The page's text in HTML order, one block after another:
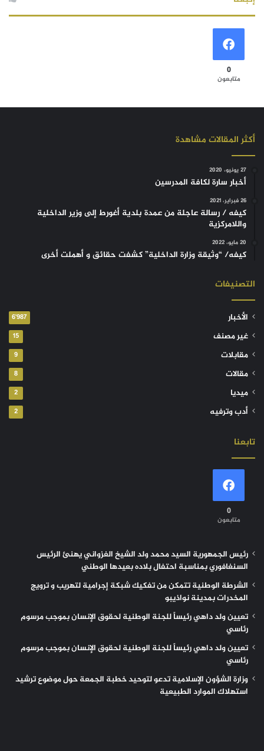
0
متابعون
أكثر المقالات مشاهدة
27 يونيو، 2020
أخبار سارة لكافة المدرسين
26 فبراير، 2021
كيفه / رسالة عاجلة من عمدة بلدية أغورط إلى وزير الداخلية
واللامركزية
20 مايو، 2022
كيفه/ “وثيقة وزارة الداخلية” كشفت حقائق و أهملت أخرى
التصنيفات
الأخبار 6٬987
غير مصنف 15
مقابلات 9
مقالات 8
ميديا 2
أدب وترفيه 2
تابعنا
0
متابعون
رئيس الجمهورية السيد محمد ولد الشيخ الغزواني يهنئ الرئيس
السنغافوري بمناسبة احتفال بلاده بعيدها الوطني
الشرطة الوطنية تتمكن من تفكيك شبكة إجرامية لتهريب و ترويج
المخدرات بمدينة نواذيبو
تعيين ولد داهي رئيساً للجنة الوطنية لحقوق الإنسان بموجب مرسوم
رئاسي
تعيين ولد داهي رئيساً للجنة الوطنية لحقوق الإنسان بموجب مرسوم
رئاسي
وزارة الشؤون الإسلامية تدعو لتوحيد خطبة الجمعة حول موضوع ترشيد
استهلاك الموارد الطبيعية